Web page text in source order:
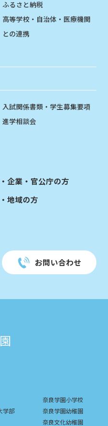
ふるさと納税
高等学校・自治体・医療機関
との連携
入試関係書類・学生募集要項
進学相談会
企業・官公庁の方
地域の方
お問い合わせ
学部
奈良学園小学校
奈良学園幼稚園
奈良文化幼稚園